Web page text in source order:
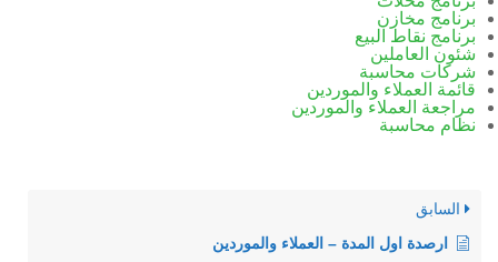
برنامج مخازن
برنامج نقاط البيع
شئون العاملين
شركات محاسبة
قائمة العملاء والموردين
مراجعة العملاء والموردين
نظام محاسبة
السابق
ارصدة اول المدة – العملاء والموردين